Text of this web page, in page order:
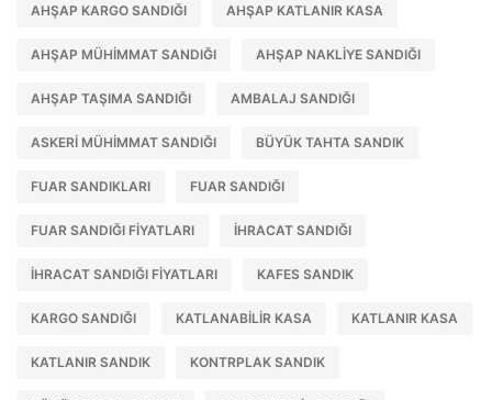
AHŞAP KARGO SANDIĞI AHŞAP KATLANIR KASA
AHŞAP MÜHIMMAT SANDIĞI AHŞAP NAKLIYE SANDIĞI
AHŞAP TAŞIMA SANDIĞI AMBALAJ SANDIĞI
ASKERI MÜHIMMAT SANDIĞI BÜYÜK TAHTA SANDIK
FUAR SANDIKLARI FUAR SANDIĞI
FUAR SANDIĞI FIYATLARI IHRACAT SANDIĞI
IHRACAT SANDIĞI FIYATLARI KAFES SANDIK
KARGO SANDIĞI KATLANABILIR KASA KATLANIR KASA
KATLANIR SANDIK KONTRPLAK SANDIK